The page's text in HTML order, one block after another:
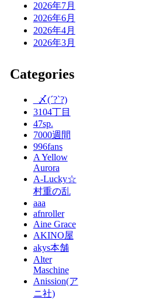
2026年7月
2026年6月
2026年4月
2026年3月
Categories
_〆(´?`?)
3104丁目
47sp.
7000週間
996fans
A Yellow
Aurora
A-Lucky☆
村重の乱
aaa
afnroller
Aine Grace
AKINO屋
akys本舗
Alter
Maschine
Anission(ア
ニ社)